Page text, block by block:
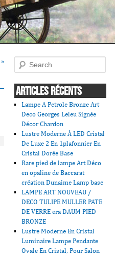
» Search
ARTICLES RÉCENTS
Lampe A Petrole Bronze Art
Deco Georges Leleu Signée
Décor Chardon
Lustre Moderne À LED Cristal
De Luxe 2 En 1plafonnier En
Cristal Dorée Base
Rare pied de lampe Art Déco
en opaline de Baccarat
création Dunaime Lamp base
LAMPE ART NOUVEAU /
DECO TULIPE MULLER PATE
DE VERRE era DAUM PIED
BRONZE
Lustre Moderne En Cristal
Luminaire Lampe Pendante
Ovale En Cristal, Pour Salon